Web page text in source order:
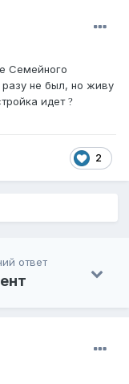
Семейного
разу не был, но живу
идет ?
2
ответ